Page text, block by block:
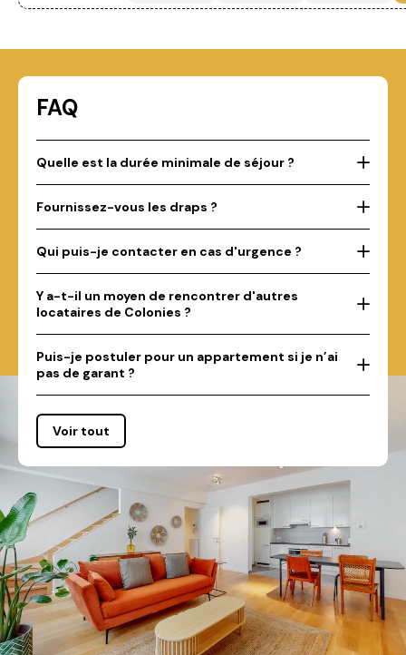
FAQ
Quelle est la durée minimale de séjour ?
Fournissez-vous les draps ?
Qui puis-je contacter en cas d'urgence ?
Y a-t-il un moyen de rencontrer d'autres
locataires de Colonies ?
Puis-je postuler pour un appartement si je n’ai
pas de garant ?
Voir tout